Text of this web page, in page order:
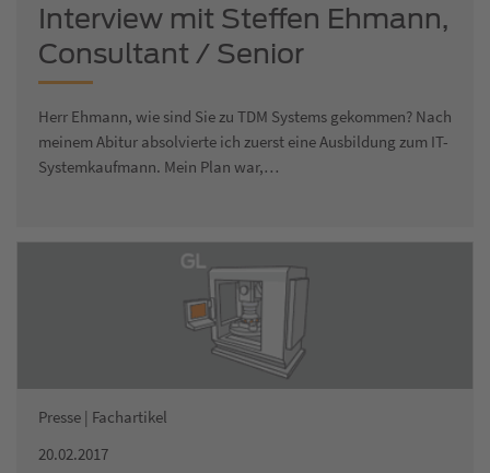
Interview mit Steffen Ehmann,
Consultant / Senior
Projektmanager
Herr Ehmann, wie sind Sie zu TDM Systems gekommen? Nach
meinem Abitur absolvierte ich zuerst eine Ausbildung zum IT-
Systemkaufmann. Mein Plan war,…
Presse | Fachartikel
20.02.2017